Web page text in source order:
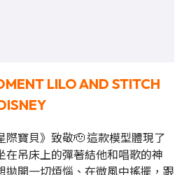
LILO AND STITCH
際寶貝》致敬🫡 這款模型體現了
在吊床上的彈著結他和唱歌的神
拋開一切煩惱、在微風中搖擺，跟